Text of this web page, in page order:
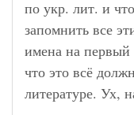
по укр. лит. и
запомнить все
имена на первый
что это всё
литературе. Ух,